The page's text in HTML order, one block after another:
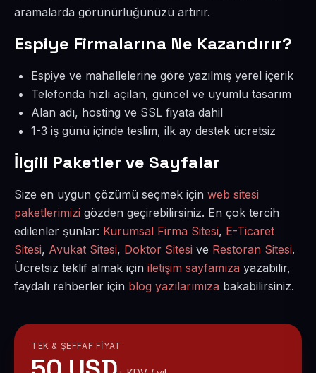
aramalarda görünürlüğünüzü artırır.
Espiye Firmalarına Ne Kazandırır?
Espiye ve mahallelerine göre yazılmış yerel içerik
Telefonda hızlı açılan, güncel ve uyumlu tasarım
Alan adı, hosting ve SSL fiyata dahil
1-3 iş günü içinde teslim, ilk ay destek ücretsiz
İlgili Paketler ve Sayfalar
Size en uygun çözümü seçmek için web sitesi
paketlerimizi gözden geçirebilirsiniz. En çok tercih
edilenler şunlar: Kurumsal Firma Sitesi, E-Ticaret
Sitesi, Avukat Sitesi, Doktor Sitesi ve Restoran Sitesi.
Ücretsiz teklif almak için iletişim sayfamıza yazabilir,
faydalı rehberler için blog yazılarımıza bakabilirsiniz.
TEK & ŞEFFAF FIYAT